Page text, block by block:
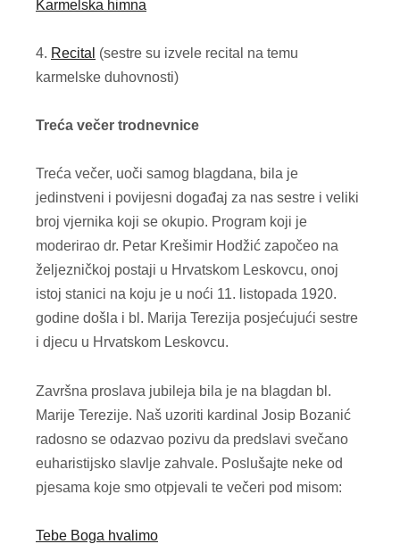
Karmelska himna
4. Recital (sestre su izvele recital na temu
karmelske duhovnosti)
Treća večer trodnevnice
Treća večer, uoči samog blagdana, bila je
jedinstveni i povijesni događaj za nas sestre i veliki
broj vjernika koji se okupio. Program koji je
moderirao dr. Petar Krešimir Hodžić započeo na
željezničkoj postaji u Hrvatskom Leskovcu, onoj
istoj stanici na koju je u noći 11. listopada 1920.
godine došla i bl. Marija Terezija posjećujući sestre
i djecu u Hrvatskom Leskovcu.
Završna proslava jubileja bila je na blagdan bl.
Marije Terezije. Naš uzoriti kardinal Josip Bozanić
radosno se odazvao pozivu da predslavi svečano
euharistijsko slavlje zahvale. Poslušajte neke od
pjesama koje smo otpjevali te večeri pod misom:
Tebe Boga hvalimo